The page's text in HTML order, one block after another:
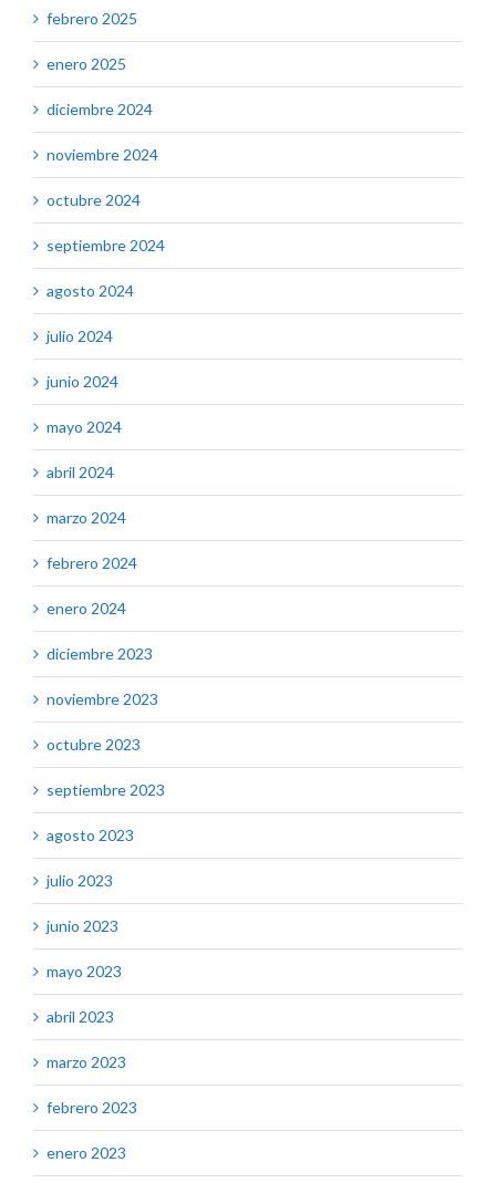
febrero 2025
enero 2025
diciembre 2024
noviembre 2024
octubre 2024
septiembre 2024
agosto 2024
julio 2024
junio 2024
mayo 2024
abril 2024
marzo 2024
febrero 2024
enero 2024
diciembre 2023
noviembre 2023
octubre 2023
septiembre 2023
agosto 2023
julio 2023
junio 2023
mayo 2023
abril 2023
marzo 2023
febrero 2023
enero 2023